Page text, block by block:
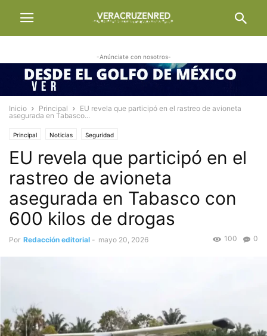
-Anúnciate con nosotros-
Inicio Principal
EU revela que participó en el rastreo de avioneta
asegurada en Tabasco...
Principal Noticias Seguridad
EU revela que participó en el
rastreo de avioneta
asegurada en Tabasco con
600 kilos de drogas
Por Redacción editorial - mayo 20, 2026 0
100